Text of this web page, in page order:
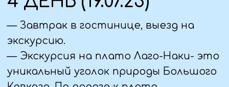
панорамы, сделаем много фото и
желаний».
— Экскурсия в ущелье реки Руфабго.
Склоны ущелья густо покрывает
буковый лес, деревья и скалы обвиты
гирляндами колхидского плюща. Вы
увидите три красивейших водопада: